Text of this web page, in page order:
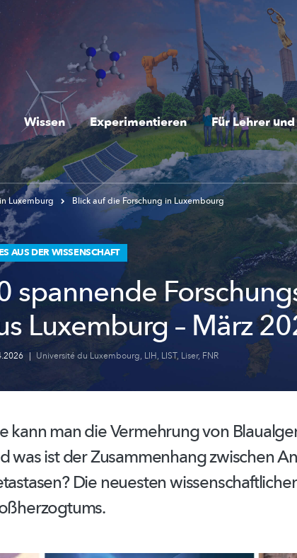
Wissen Experimentieren Für Lehrer
Luxemburg Blick auf die Forschung in Luxembourg
AUS DER WISSENSCHAFT
spannende
Luxemburg – März
| Université du Luxembourg, LIH, LIST, Liser, FNR
kann man die Vermehrung von
was ist der Zusammenhang zwischen
Die neuesten